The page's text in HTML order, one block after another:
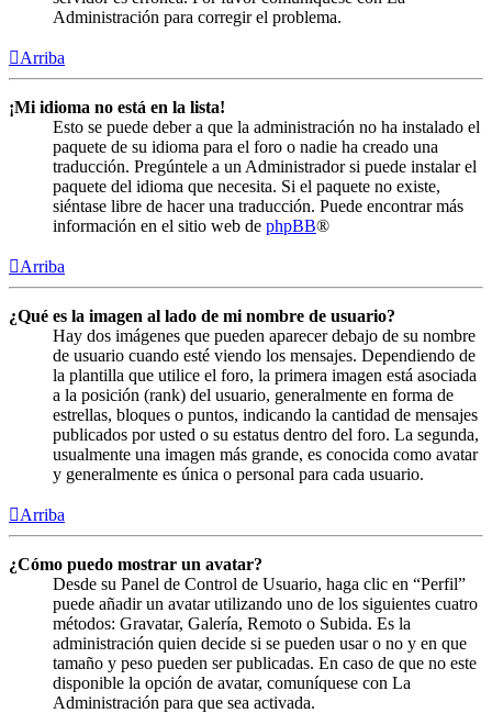
Administración para corregir el problema.
Arriba
¡Mi idioma no está en la lista!
Esto se puede deber a que la administración no ha instalado el
paquete de su idioma para el foro o nadie ha creado una
traducción. Pregúntele a un Administrador si puede instalar el
paquete del idioma que necesita. Si el paquete no existe,
siéntase libre de hacer una traducción. Puede encontrar más
información en el sitio web de phpBB®
Arriba
¿Qué es la imagen al lado de mi nombre de usuario?
Hay dos imágenes que pueden aparecer debajo de su nombre
de usuario cuando esté viendo los mensajes. Dependiendo de
la plantilla que utilice el foro, la primera imagen está asociada
a la posición (rank) del usuario, generalmente en forma de
estrellas, bloques o puntos, indicando la cantidad de mensajes
publicados por usted o su estatus dentro del foro. La segunda,
usualmente una imagen más grande, es conocida como avatar
y generalmente es única o personal para cada usuario.
Arriba
¿Cómo puedo mostrar un avatar?
Desde su Panel de Control de Usuario, haga clic en “Perfil”
puede añadir un avatar utilizando uno de los siguientes cuatro
métodos: Gravatar, Galería, Remoto o Subida. Es la
administración quien decide si se pueden usar o no y en que
tamaño y peso pueden ser publicadas. En caso de que no este
disponible la opción de avatar, comuníquese con La
Administración para que sea activada.